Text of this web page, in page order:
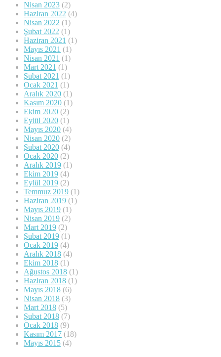
Nisan 2023 (2)
Haziran 2022 (4)
Nisan 2022 (1)
Şubat 2022 (1)
Haziran 2021 (1)
Mayıs 2021 (1)
Nisan 2021 (1)
Mart 2021 (1)
Şubat 2021 (1)
Ocak 2021 (1)
Aralık 2020 (1)
Kasım 2020 (1)
Ekim 2020 (2)
Eylül 2020 (1)
Mayıs 2020 (4)
Nisan 2020 (2)
Şubat 2020 (4)
Ocak 2020 (2)
Aralık 2019 (1)
Ekim 2019 (4)
Eylül 2019 (2)
Temmuz 2019 (1)
Haziran 2019 (1)
Mayıs 2019 (1)
Nisan 2019 (2)
Mart 2019 (2)
Şubat 2019 (1)
Ocak 2019 (4)
Aralık 2018 (4)
Ekim 2018 (1)
Ağustos 2018 (1)
Haziran 2018 (1)
Mayıs 2018 (6)
Nisan 2018 (3)
Mart 2018 (5)
Şubat 2018 (7)
Ocak 2018 (9)
Kasım 2017 (18)
Mayıs 2015 (4)